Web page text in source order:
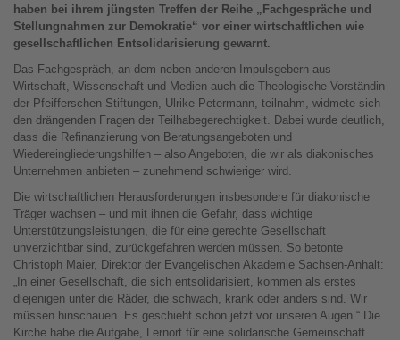
haben bei ihrem jüngsten Treffen der Reihe „Fachgespräche und
Stellungnahmen zur Demokratie“ vor einer wirtschaftlichen wie
gesellschaftlichen Entsolidarisierung gewarnt.
Das Fachgespräch, an dem neben anderen Impulsgebern aus
Wirtschaft, Wissenschaft und Medien auch die Theologische Vorständin
der Pfeifferschen Stiftungen, Ulrike Petermann, teilnahm, widmete sich
den drängenden Fragen der Teilhabegerechtigkeit. Dabei wurde deutlich,
dass die Refinanzierung von Beratungsangeboten und
Wiedereingliederungshilfen – also Angeboten, die wir als diakonisches
Unternehmen anbieten – zunehmend schwieriger wird.
Die wirtschaftlichen Herausforderungen insbesondere für diakonische
Träger wachsen – und mit ihnen die Gefahr, dass wichtige
Unterstützungsleistungen, die für eine gerechte Gesellschaft
unverzichtbar sind, zurückgefahren werden müssen. So betonte
Christoph Maier, Direktor der Evangelischen Akademie Sachsen-Anhalt:
„In einer Gesellschaft, die sich entsolidarisiert, kommen als erstes
diejenigen unter die Räder, die schwach, krank oder anders sind. Wir
müssen hinschauen. Es geschieht schon jetzt vor unseren Augen.“ Die
Kirche habe die Aufgabe, Lernort für eine solidarische Gemeinschaft